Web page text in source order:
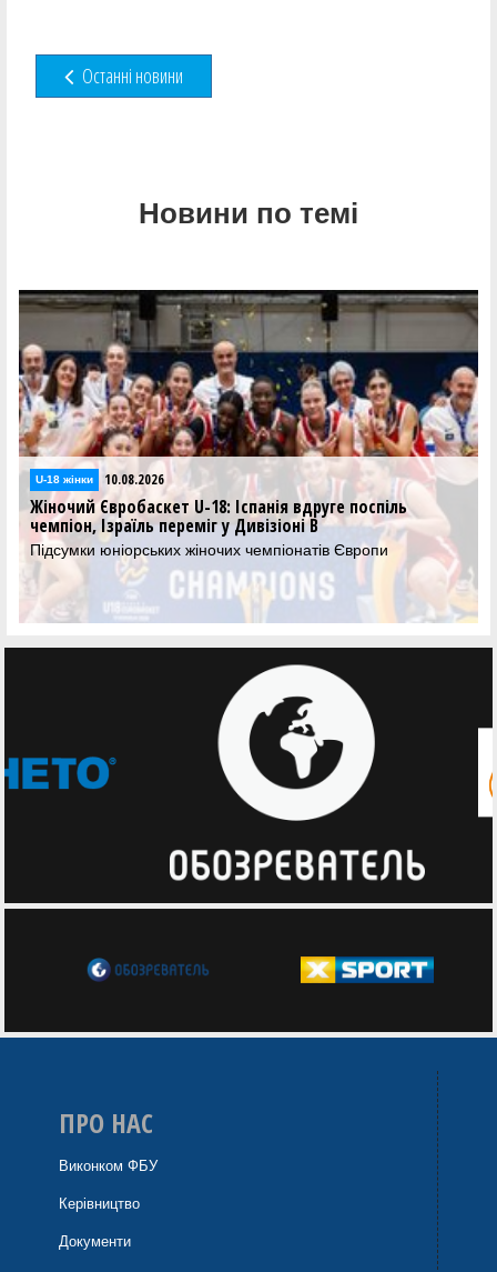
Останні новини
Новини по темі
U-18 жінки 10.08.2026
Жіночий Євробаскет U-18: Іспанія вдруге поспіль
чемпіон, Ізраїль переміг у Дивізіоні B
Підсумки юніорських жіночих чемпіонатів Європи
ПРО НАС
Виконком ФБУ
Керівництво
Документи